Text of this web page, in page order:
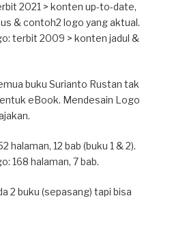
2021 > konten up-to-date,
& contoh2 logo yang aktual.
terbit 2009 > konten jadul &
buku Surianto Rustan tak
eBook. Mendesain Logo
halaman, 12 bab (buku 1 & 2).
168 halaman, 7 bab.
2 buku (sepasang) tapi bisa